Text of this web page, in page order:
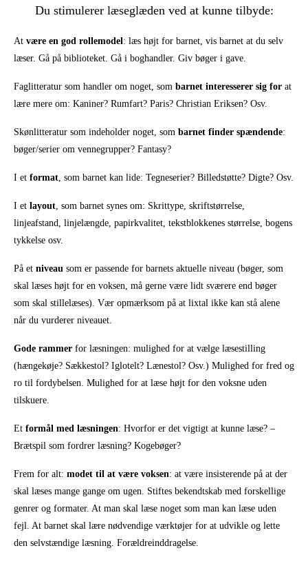
Du stimulerer læseglæden ved at kunne tilbyde:
At være en god rollemodel: læs højt for barnet, vis barnet at du selv
læser. Gå på biblioteket. Gå i boghandler. Giv bøger i gave.
Faglitteratur som handler om noget, som barnet interesserer sig for at
lære mere om: Kaniner? Rumfart? Paris? Christian Eriksen? Osv.
Skønlitteratur som indeholder noget, som barnet finder spændende:
bøger/serier om vennegrupper? Fantasy?
I et format, som barnet kan lide: Tegneserier? Billedstøtte? Digte? Osv.
I et layout, som barnet synes om: Skrittype, skriftstørrelse,
linjeafstand, linjelængde, papirkvalitet, tekstblokkenes størrelse, bogens
tykkelse osv.
På et niveau som er passende for barnets aktuelle niveau (bøger, som
skal læses højt for en voksen, må gerne være lidt sværere end bøger
som skal stillelæses). Vær opmærksom på at lixtal ikke kan stå alene
når du vurderer niveauet.
Gode rammer for læsningen: mulighed for at vælge læsestilling
(hængekøje? Sækkestol? Iglotelt? Lænestol? Osv.) Mulighed for fred og
ro til fordybelsen. Mulighed for at læse højt for den voksne uden
tilskuere.
Et formål med læsningen: Hvorfor er det vigtigt at kunne læse? –
Brætspil som fordrer læsning? Kogebøger?
Frem for alt: modet til at være voksen: at være insisterende på at der
skal læses mange gange om ugen. Stiftes bekendtskab med forskellige
genrer og formater. At man skal læse noget som man kan læse uden
fejl. At barnet skal lære nødvendige værktøjer for at udvikle og lette
den selvstændige læsning. Forældreinddragelse.